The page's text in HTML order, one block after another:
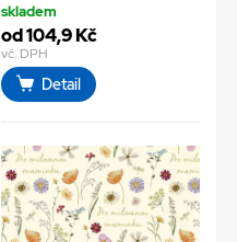
skladem
od 104,9 Kč
vč. DPH
Detail